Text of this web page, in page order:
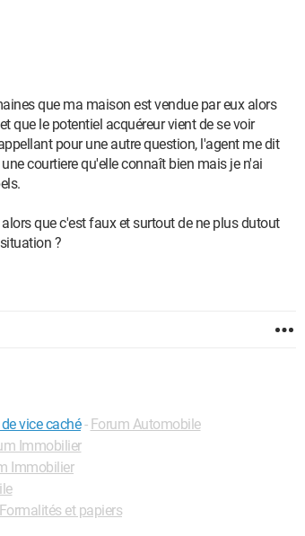
que ma maison est vendue par eux alors
que le potentiel acquéreur vient de se voir
pour une autre question, l'agent me dit
courtiere qu'elle connaît bien mais je n'ai
que c'est faux et surtout de ne plus dutout
?
vice caché - Forum Automobile
Immobilier
Immobilier
et papiers